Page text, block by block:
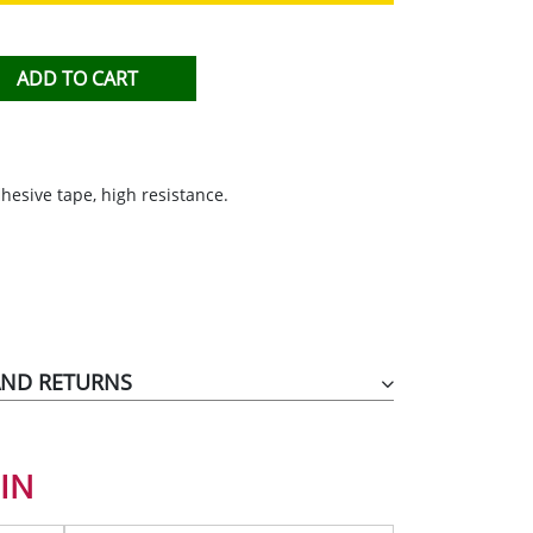
ADD TO CART
tape, high resistance.
RETURNS